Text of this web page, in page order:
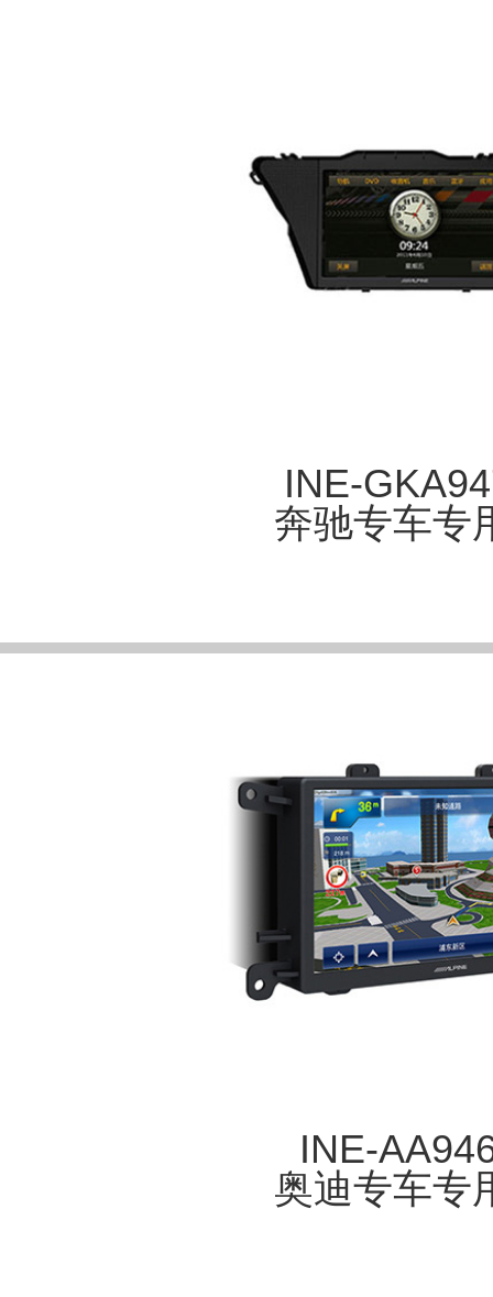
INE-
奔驰专车专
INE-
奥迪专车专